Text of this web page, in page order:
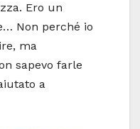
Ero un
Non perché io
ma
sapevo farle
a